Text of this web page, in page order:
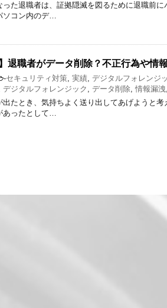
った退職者は、証拠隠滅を図るために退職前
ソコン内のデ…
退職者がデータ削除？不正行為や情
-セキュリティ対策, 実績, デジタルフォレンジ
デジタルフォレンジック , データ削除, 情報漏洩,
たとき、気持ちよく送り出してあげようと
あったとして…